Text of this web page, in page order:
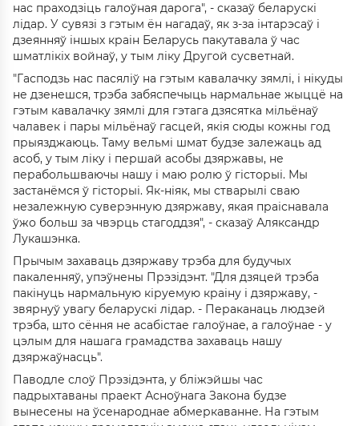
нас праходзіць галоўная дарога", - сказаў беларускі
лідар. У сувязі з гэтым ён нагадаў, як з-за інтарэсаў і
дзеянняў іншых краін Беларусь пакутавала ў час
шматлікіх войнаў, у тым ліку Другой сусветнай.
"Гасподзь нас пасяліў на гэтым кавалачку зямлі, і нікуды
не дзенешся, трэба забяспечыць нармальнае жыццё на
гэтым кавалачку зямлі для гэтага дзясятка мільёнаў
чалавек і пары мільёнаў гасцей, якія сюды кожны год
прыязджаюць. Таму вельмі шмат будзе залежаць ад
асоб, у тым ліку і першай асобы дзяржавы, не
перабольшваючы нашу і маю ролю ў гісторыі. Мы
застанёмся ў гісторыі. Як-ніяк, мы стварылі сваю
незалежную суверэнную дзяржаву, якая праіснавала
ўжо больш за чвэрць стагоддзя", - сказаў Аляксандр
Лукашэнка.
Прычым захаваць дзяржаву трэба для будучых
пакаленняў, упэўнены Прэзідэнт. "Для дзяцей трэба
пакінуць нармальную кіруемую краіну і дзяржаву, -
звярнуў увагу беларускі лідар. - Пераканаць людзей
трэба, што сёння не асабістае галоўнае, а галоўнае - у
цэлым для нашага грамадства захаваць нашу
дзяржаўнасць".
Паводле слоў Прэзідэнта, у бліжэйшы час
падрыхтаваны праект Асноўнага Закона будзе
вынесены на ўсенароднае абмеркаванне. На гэтым